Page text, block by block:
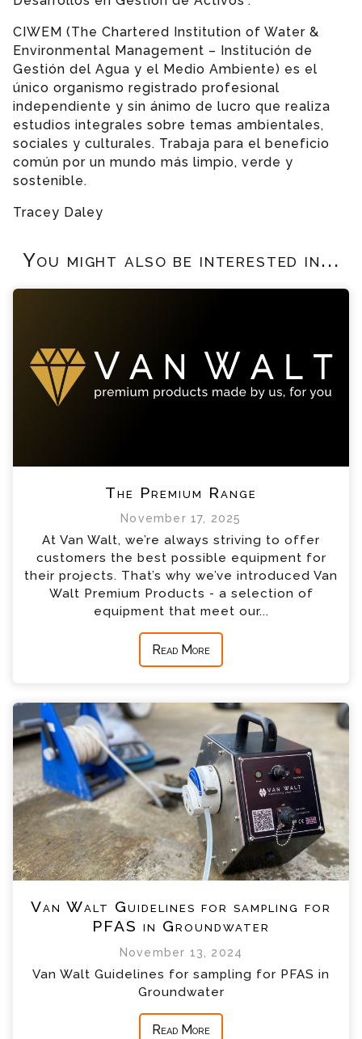
CIWEM (The Chartered Institution of Water &
Environmental Management – Institución de
Gestión del Agua y el Medio Ambiente) es el
único organismo registrado profesional
independiente y sin ánimo de lucro que realiza
estudios integrales sobre temas ambientales,
sociales y culturales. Trabaja para el beneficio
común por un mundo más limpio, verde y
sostenible.
Tracey Daley
You might also be interested in...
The Premium Range
November 17, 2025
At Van Walt, we’re always striving to offer
customers the best possible equipment for
their projects. That’s why we’ve introduced Van
Walt Premium Products - a selection of
equipment that meet our...
Read More
Van Walt Guidelines for sampling for
PFAS in Groundwater
November 13, 2024
Van Walt Guidelines for sampling for PFAS in
Groundwater
Read More